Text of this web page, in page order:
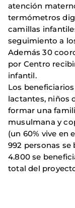
atención
termómetros
camillas
seguimiento a
Además 30
por Centro
infantil.
Los
lactantes, niños
formar una
musulmana y
(un 60% vive en
992 personas
4.800 se
total del